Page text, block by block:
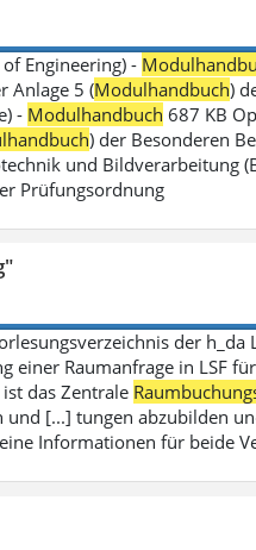
Engineering) -
Anlage 5 (Modulhandbuch)
- Modulhandbuch 687 KB
) der Besonderen
und Bildverarbeitung
Prüfungsordnung
der h_da
einer Raumanfrage in LSF
das Zentrale
[...] tungen abzubilden
Informationen für beide